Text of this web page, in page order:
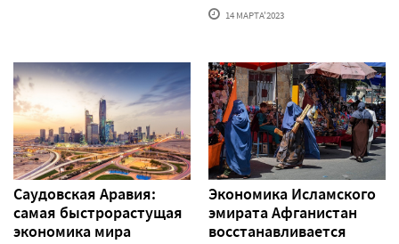
14 МАРТА'2023
Саудовская Аравия:
самая быстрорастущая
экономика мира
Экономика Исламского
эмирата Афганистан
восстанавливается